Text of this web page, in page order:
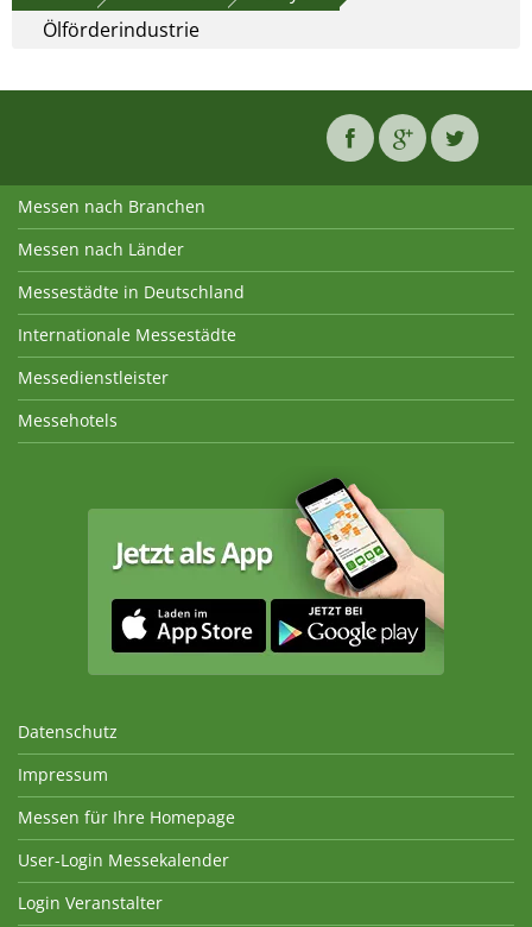
Ölförderindustrie
Messen nach Branchen
Messen nach Länder
Messestädte in Deutschland
Internationale Messestädte
Messedienstleister
Messehotels
Datenschutz
Impressum
Messen für Ihre Homepage
User-Login Messekalender
Login Veranstalter